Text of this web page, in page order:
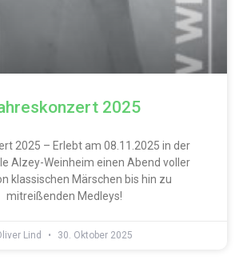
2025
2025 – Erlebt am 08.11.2025 in der
Alzey-Weinheim einen Abend voller
klassischen Märschen bis hin zu
mitreißenden Medleys!
Lind 30. Oktober 2025